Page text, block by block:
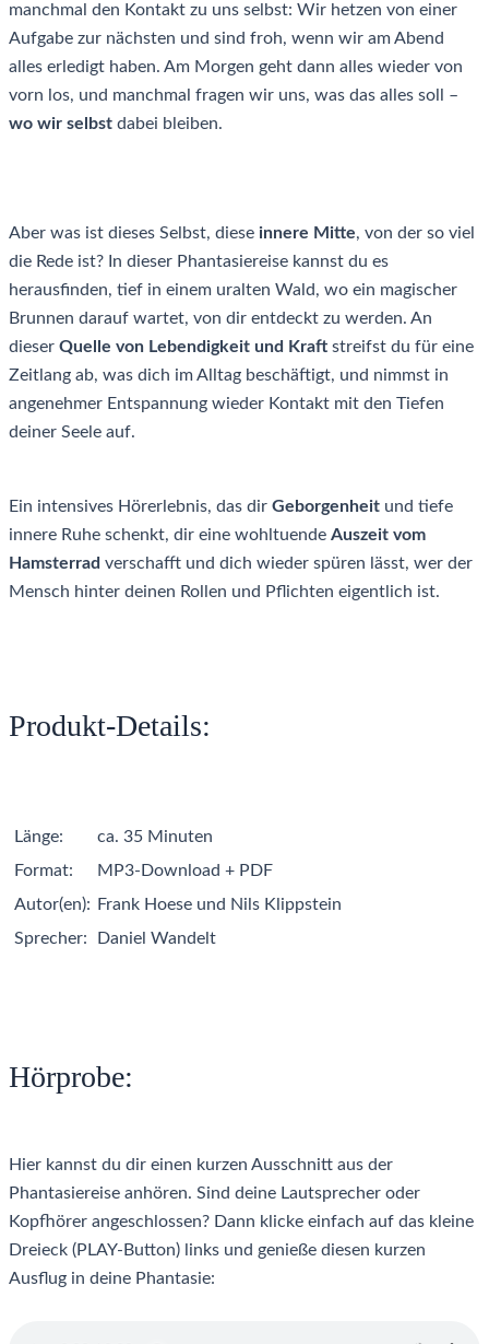
manchmal den Kontakt zu uns selbst: Wir hetzen von einer
Aufgabe zur nächsten und sind froh, wenn wir am Abend
alles erledigt haben. Am Morgen geht dann alles wieder von
vorn los, und manchmal fragen wir uns, was das alles soll –
wo wir selbst dabei bleiben.
Aber was ist dieses Selbst, diese innere Mitte, von der so viel
die Rede ist? In dieser Phantasiereise kannst du es
herausfinden, tief in einem uralten Wald, wo ein magischer
Brunnen darauf wartet, von dir entdeckt zu werden. An
dieser Quelle von Lebendigkeit und Kraft streifst du für eine
Zeitlang ab, was dich im Alltag beschäftigt, und nimmst in
angenehmer Entspannung wieder Kontakt mit den Tiefen
deiner Seele auf.
Ein intensives Hörerlebnis, das dir Geborgenheit und tiefe
innere Ruhe schenkt, dir eine wohltuende Auszeit vom
Hamsterrad verschafft und dich wieder spüren lässt, wer der
Mensch hinter deinen Rollen und Pflichten eigentlich ist.
Produkt-Details:
Länge:
ca. 35 Minuten
Format:
MP3-Download + PDF
Autor(en):
Frank Hoese und Nils Klippstein
Sprecher:
Daniel Wandelt
Hörprobe:
Hier kannst du dir einen kurzen Ausschnitt aus der
Phantasiereise anhören. Sind deine Lautsprecher oder
Kopfhörer angeschlossen? Dann klicke einfach auf das kleine
Dreieck (PLAY-Button) links und genieße diesen kurzen
Ausflug in deine Phantasie: